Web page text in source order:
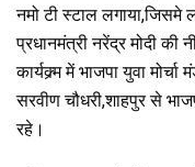
b
o
o
er s
A
p
नमो टी स्टाल
प्रधानमंत्री नरेंद्र मोदी की
कार्यक्र्म में भाजपा युवा
सरवीण चौधरी,शाहपुर से
रहे।